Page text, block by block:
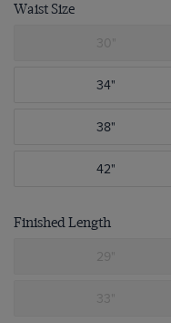
Waist Size
30"
34"
38"
42"
Finished Length
29"
33"